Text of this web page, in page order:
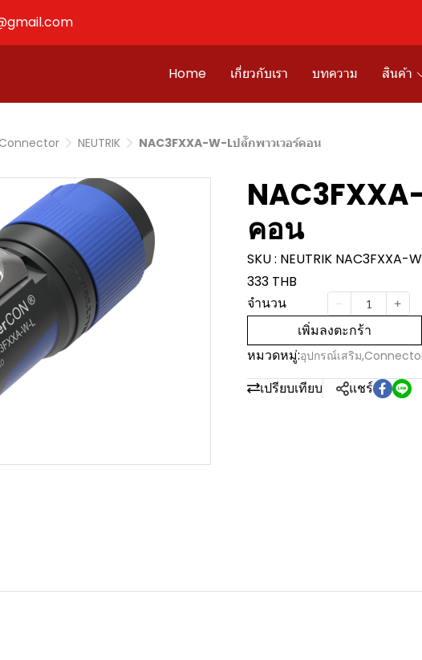
Home เกี่ยวกับเรา บทความ สินค้า
Connector NEUTRIK NAC3FXXA-W-Lปลั๊กพาวเวอร์คอน
คอน
SKU : NEUTRIK NAC3FXXA-
333 THB
จำนวน
เพิ่มลงตะกร้า
หมวดหมู่:อุปกรณ์เสริม,
เปรียบเทียบ แชร์